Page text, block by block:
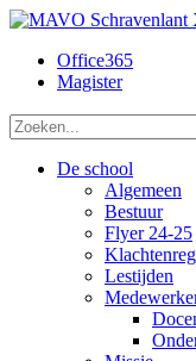
Office365
Magister
De school
Algemeen
Bestuur
Flyer 24-25
Lestijden